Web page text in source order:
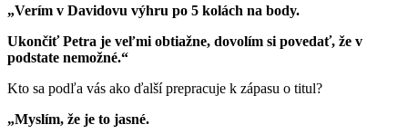
„Verím v Davidovu výhru po 5 kolách na body.
Ukončiť Petra je veľmi obtiažne, dovolím si povedať, že v
podstate nemožné.“
Kto sa podľa vás ako ďalší prepracuje k zápasu o titul?
„Myslím, že je to jasné.